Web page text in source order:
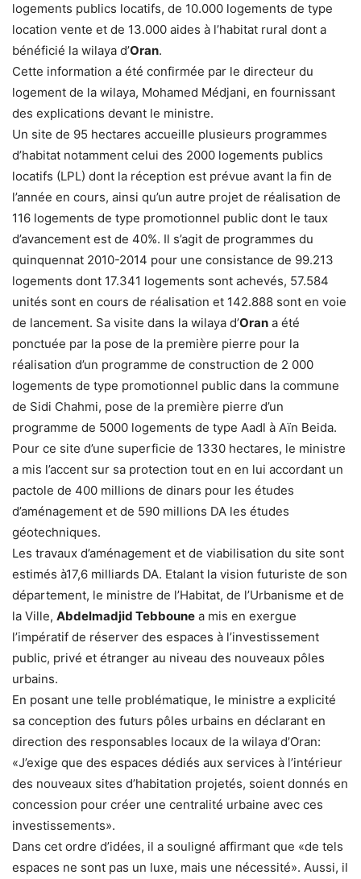
logements publics locatifs, de 10.000 logements de type
location vente et de 13.000 aides à l’habitat rural dont a
bénéficié la wilaya d’Oran.
Cette information a été confirmée par le directeur du
logement de la wilaya, Mohamed Médjani, en fournissant
des explications devant le ministre.
Un site de 95 hectares accueille plusieurs programmes
d’habitat notamment celui des 2000 logements publics
locatifs (LPL) dont la réception est prévue avant la fin de
l’année en cours, ainsi qu’un autre projet de réalisation de
116 logements de type promotionnel public dont le taux
d’avancement est de 40%. Il s’agit de programmes du
quinquennat 2010-2014 pour une consistance de 99.213
logements dont 17.341 logements sont achevés, 57.584
unités sont en cours de réalisation et 142.888 sont en voie
de lancement. Sa visite dans la wilaya d’Oran a été
ponctuée par la pose de la première pierre pour la
réalisation d’un programme de construction de 2 000
logements de type promotionnel public dans la commune
de Sidi Chahmi, pose de la première pierre d’un
programme de 5000 logements de type Aadl à Aïn Beida.
Pour ce site d’une superficie de 1330 hectares, le ministre
a mis l’accent sur sa protection tout en en lui accordant un
pactole de 400 millions de dinars pour les études
d’aménagement et de 590 millions DA les études
géotechniques.
Les travaux d’aménagement et de viabilisation du site sont
estimés à17,6 milliards DA. Etalant la vision futuriste de son
département, le ministre de l’Habitat, de l’Urbanisme et de
la Ville, Abdelmadjid Tebboune a mis en exergue
l’impératif de réserver des espaces à l’investissement
public, privé et étranger au niveau des nouveaux pôles
urbains.
En posant une telle problématique, le ministre a explicité
sa conception des futurs pôles urbains en déclarant en
direction des responsables locaux de la wilaya d’Oran:
«J’exige que des espaces dédiés aux services à l’intérieur
des nouveaux sites d’habitation projetés, soient donnés en
concession pour créer une centralité urbaine avec ces
investissements».
Dans cet ordre d’idées, il a souligné affirmant que «de tels
espaces ne sont pas un luxe, mais une nécessité». Aussi, il